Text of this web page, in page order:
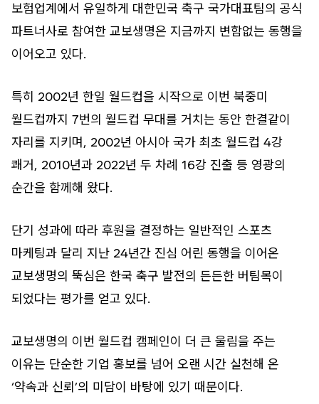
보험업계에서 유일하게 대한민국 축구 국가대표팀의 공식
파트너사로 참여한 교보생명은 지금까지 변함없는 동행을
이어오고 있다.
특히 2002년 한일 월드컵을 시작으로 이번 북중미
월드컵까지 7번의 월드컵 무대를 거치는 동안 한결같이
자리를 지키며, 2002년 아시아 국가 최초 월드컵 4강
쾌거, 2010년과 2022년 두 차례 16강 진출 등 영광의
순간을 함께해 왔다.
단기 성과에 따라 후원을 결정하는 일반적인 스포츠
마케팅과 달리 지난 24년간 진심 어린 동행을 이어온
교보생명의 뚝심은 한국 축구 발전의 든든한 버팀목이
되었다는 평가를 얻고 있다.
교보생명의 이번 월드컵 캠페인이 더 큰 울림을 주는
이유는 단순한 기업 홍보를 넘어 오랜 시간 실천해 온
‘약속과 신뢰’의 미담이 바탕에 있기 때문이다.